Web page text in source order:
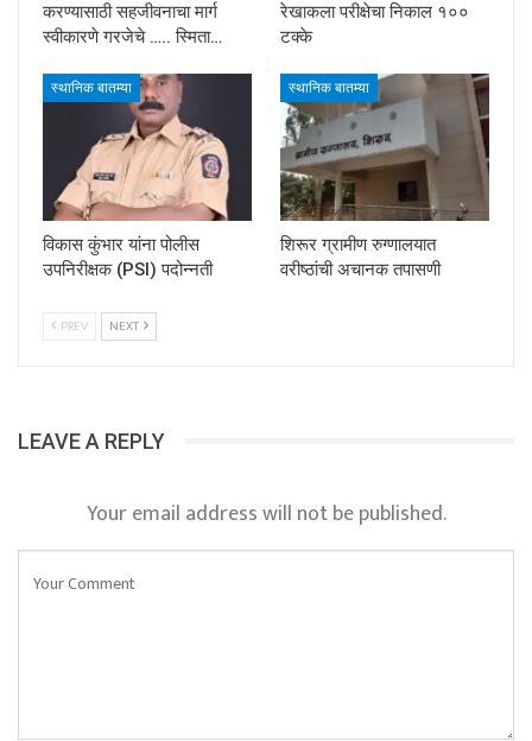
करण्यासाठी सहजीवनाचा मार्ग
स्वीकारणे गरजेचे ….. स्मिता…
रेखाकला परीक्षेचा निकाल १००
टक्के
स्थानिक बातम्या
विकास कुंभार यांना पोलीस
उपनिरीक्षक (PSI) पदोन्नती
स्थानिक बातम्या
शिरूर ग्रामीण रुग्णालयात
वरीष्ठांची अचानक तपासणी
PREV NEXT
LEAVE A REPLY
Your email address will not be published.